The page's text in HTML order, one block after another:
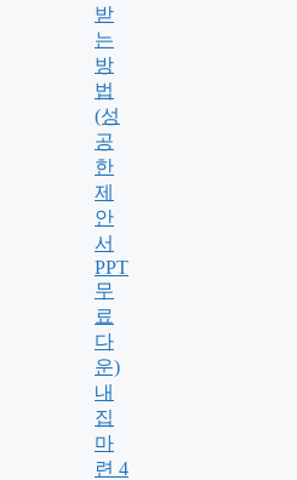
받
는
방
법
(성
공
한
제
안
서
PPT
무
료
다
운)
내
집
마
련 4